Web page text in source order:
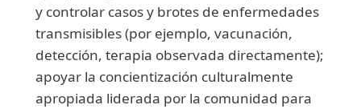
y controlar casos y brotes de enfermedades
transmisibles (por ejemplo, vacunación,
detección, terapia observada directamente);
apoyar la concientización culturalmente
apropiada liderada por la comunidad para